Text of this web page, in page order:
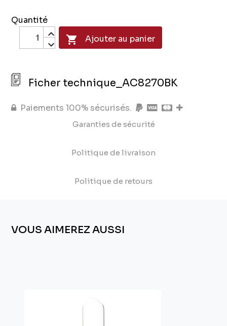
Quantité
 Ajouter au panier
Ficher technique_AC8270BK
Paiements 100% sécurisés.
Garanties de sécurité
Politique de livraison
Politique de retours
VOUS AIMEREZ AUSSI